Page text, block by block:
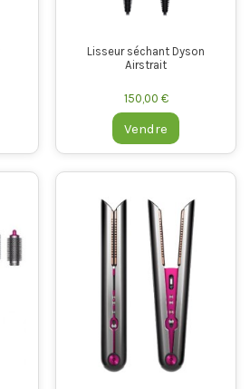
Lisseur séchant Dyson
Airstrait
150,00 €
Vendre